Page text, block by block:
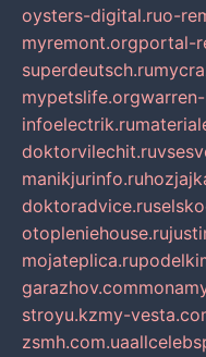
oysters-digital.ruo-
myremont.orgportal-
superdeutsch.ru
mypetslife.org
infoelectrik.ru
doktorvilechit.ru
manikjurinfo.ru
doktoradvice.ru
otopleniehouse.ru
mojateplica.ru
garazhov.com
stroyu.kzmy-
zsmh.com.ua